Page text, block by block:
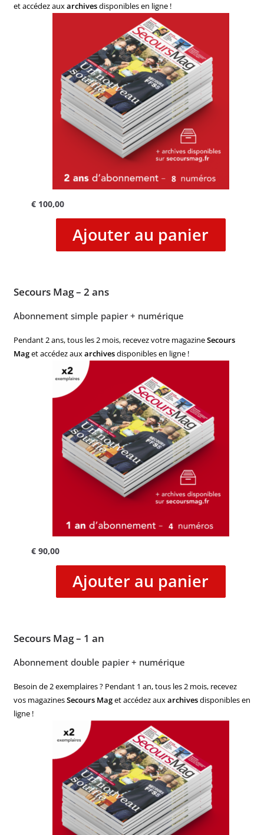
et accédez auxarchivesdisponibles en ligne !
€100,00
Ajouter au panier
Secours Mag – 2 ans
Abonnement simple papier + numérique
Pendant 2 ans, tous les 2 mois, recevez votre magazineSecours
Maget accédez auxarchivesdisponibles en ligne !
€90,00
Ajouter au panier
Secours Mag – 1 an
Abonnement double papier + numérique
Besoin de 2 exemplaires ? Pendant 1 an, tous les 2 mois, recevez
vos magazinesSecours Maget accédez auxarchivesdisponibles en
ligne !